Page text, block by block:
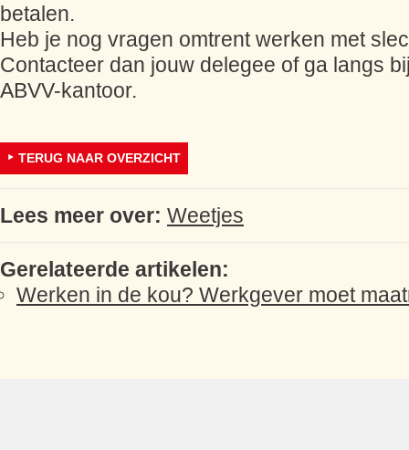
betalen.
Heb je nog vragen omtrent werken met
Contacteer dan jouw delegee of ga langs
ABVV-kantoor.
TERUG NAAR OVERZICHT
Lees meer over: Weetjes
Gerelateerde artikelen:
Werken in de kou? Werkgever moet